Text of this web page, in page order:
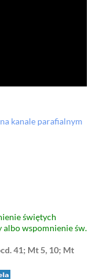
kanale parafialnym
świętych
albo wspomnienie św.
41; Mt 5, 10; Mt